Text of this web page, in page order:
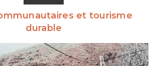
et tourisme
durable